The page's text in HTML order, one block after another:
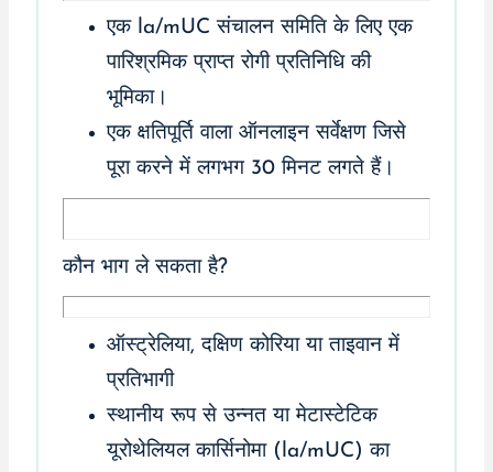
एक la/mUC संचालन समिति के लिए एक
पारिश्रमिक प्राप्त रोगी प्रतिनिधि की
भूमिका।
एक क्षतिपूर्ति वाला ऑनलाइन सर्वेक्षण जिसे
पूरा करने में लगभग 30 मिनट लगते हैं।
कौन भाग ले सकता है?
ऑस्ट्रेलिया, दक्षिण कोरिया या ताइवान में
प्रतिभागी
स्थानीय रूप से उन्नत या मेटास्टेटिक
यूरोथेलियल कार्सिनोमा (la/mUC) का